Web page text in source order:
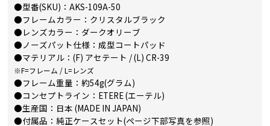
●型番(SKU)：AKS-109A-50
●フレームカラー：クリスタルブラック
●レンズカラー：ダークオリーブ
●ノーズパット仕様：成型コートパッド
●マテリアル：(F) アセテート / (L) CR-39
※F=フレーム / L=レンズ
●フレーム重量：約54g(グラム)
●コンセプトライン：ETERE (エーテル)
●生産国：日本 (MADE IN JAPAN)
●付属品：純正ケースセット(ページ下部写真を参照)